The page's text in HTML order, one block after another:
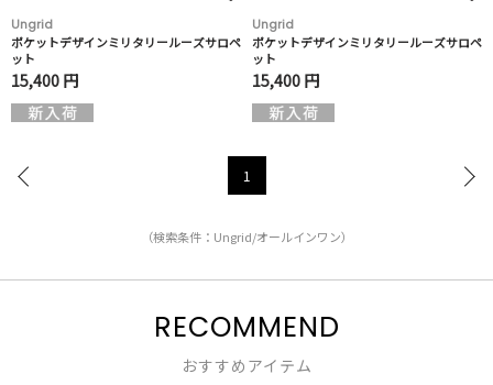
Ungrid
ポケットデザインミリタリールーズサロペ
ット
15,400 円
Ungrid
ポケットデザインミリタリールーズサロペ
ット
15,400 円
1
（検索条件：Ungrid/オールインワン）
RECOMMEND
おすすめアイテム